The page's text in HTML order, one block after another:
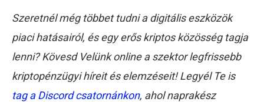
Szeretnél még többet tudni a digitális eszközök
piaci hatásairól, és egy erős kriptos közösség tagja
lenni? Kövesd Velünk online a szektor legfrissebb
kriptopénzügyi híreit és elemzéseit! Legyél Te is
tag a Discord csatornánkon, ahol naprakész